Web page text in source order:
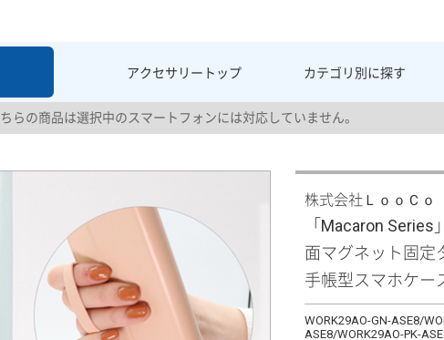
アクセサリー トップ カテゴリ別に探す
らの商品は選択中のスマートフォンには対応していません。
株式会社ＬｏｏＣｏ
「Macaron Series
面マグネット固定
手帳型スマホケー
WORK29AO-GN-ASE8/
ASE8/WORK29AO-PK-